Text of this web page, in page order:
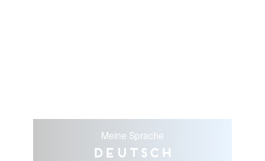
Meine Sprache
Deutsch